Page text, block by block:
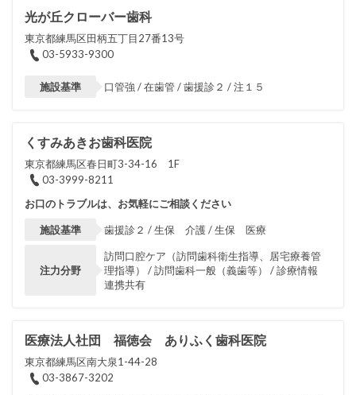
光が丘クローバー歯科
東京都練馬区田柄五丁目27番13号
03-5933-9300
施設基準 口管強 / 在歯管 / 歯援診２ / 注１５
くすみあきお歯科医院
東京都練馬区春日町3-34-16 1F
03-3999-8211
お口のトラブルは、お気軽にご相談ください
施設基準 歯援診２ / 生保 介護 / 生保 医療
注力分野
訪問口腔ケア（訪問歯科衛生指導、居宅療養管
理指導） / 訪問歯科一般（義歯等） / 診療情報
連携共有
医療法人社団 福徳会 ありふく歯科医院
東京都練馬区南大泉1-44-28
03-3867-3202